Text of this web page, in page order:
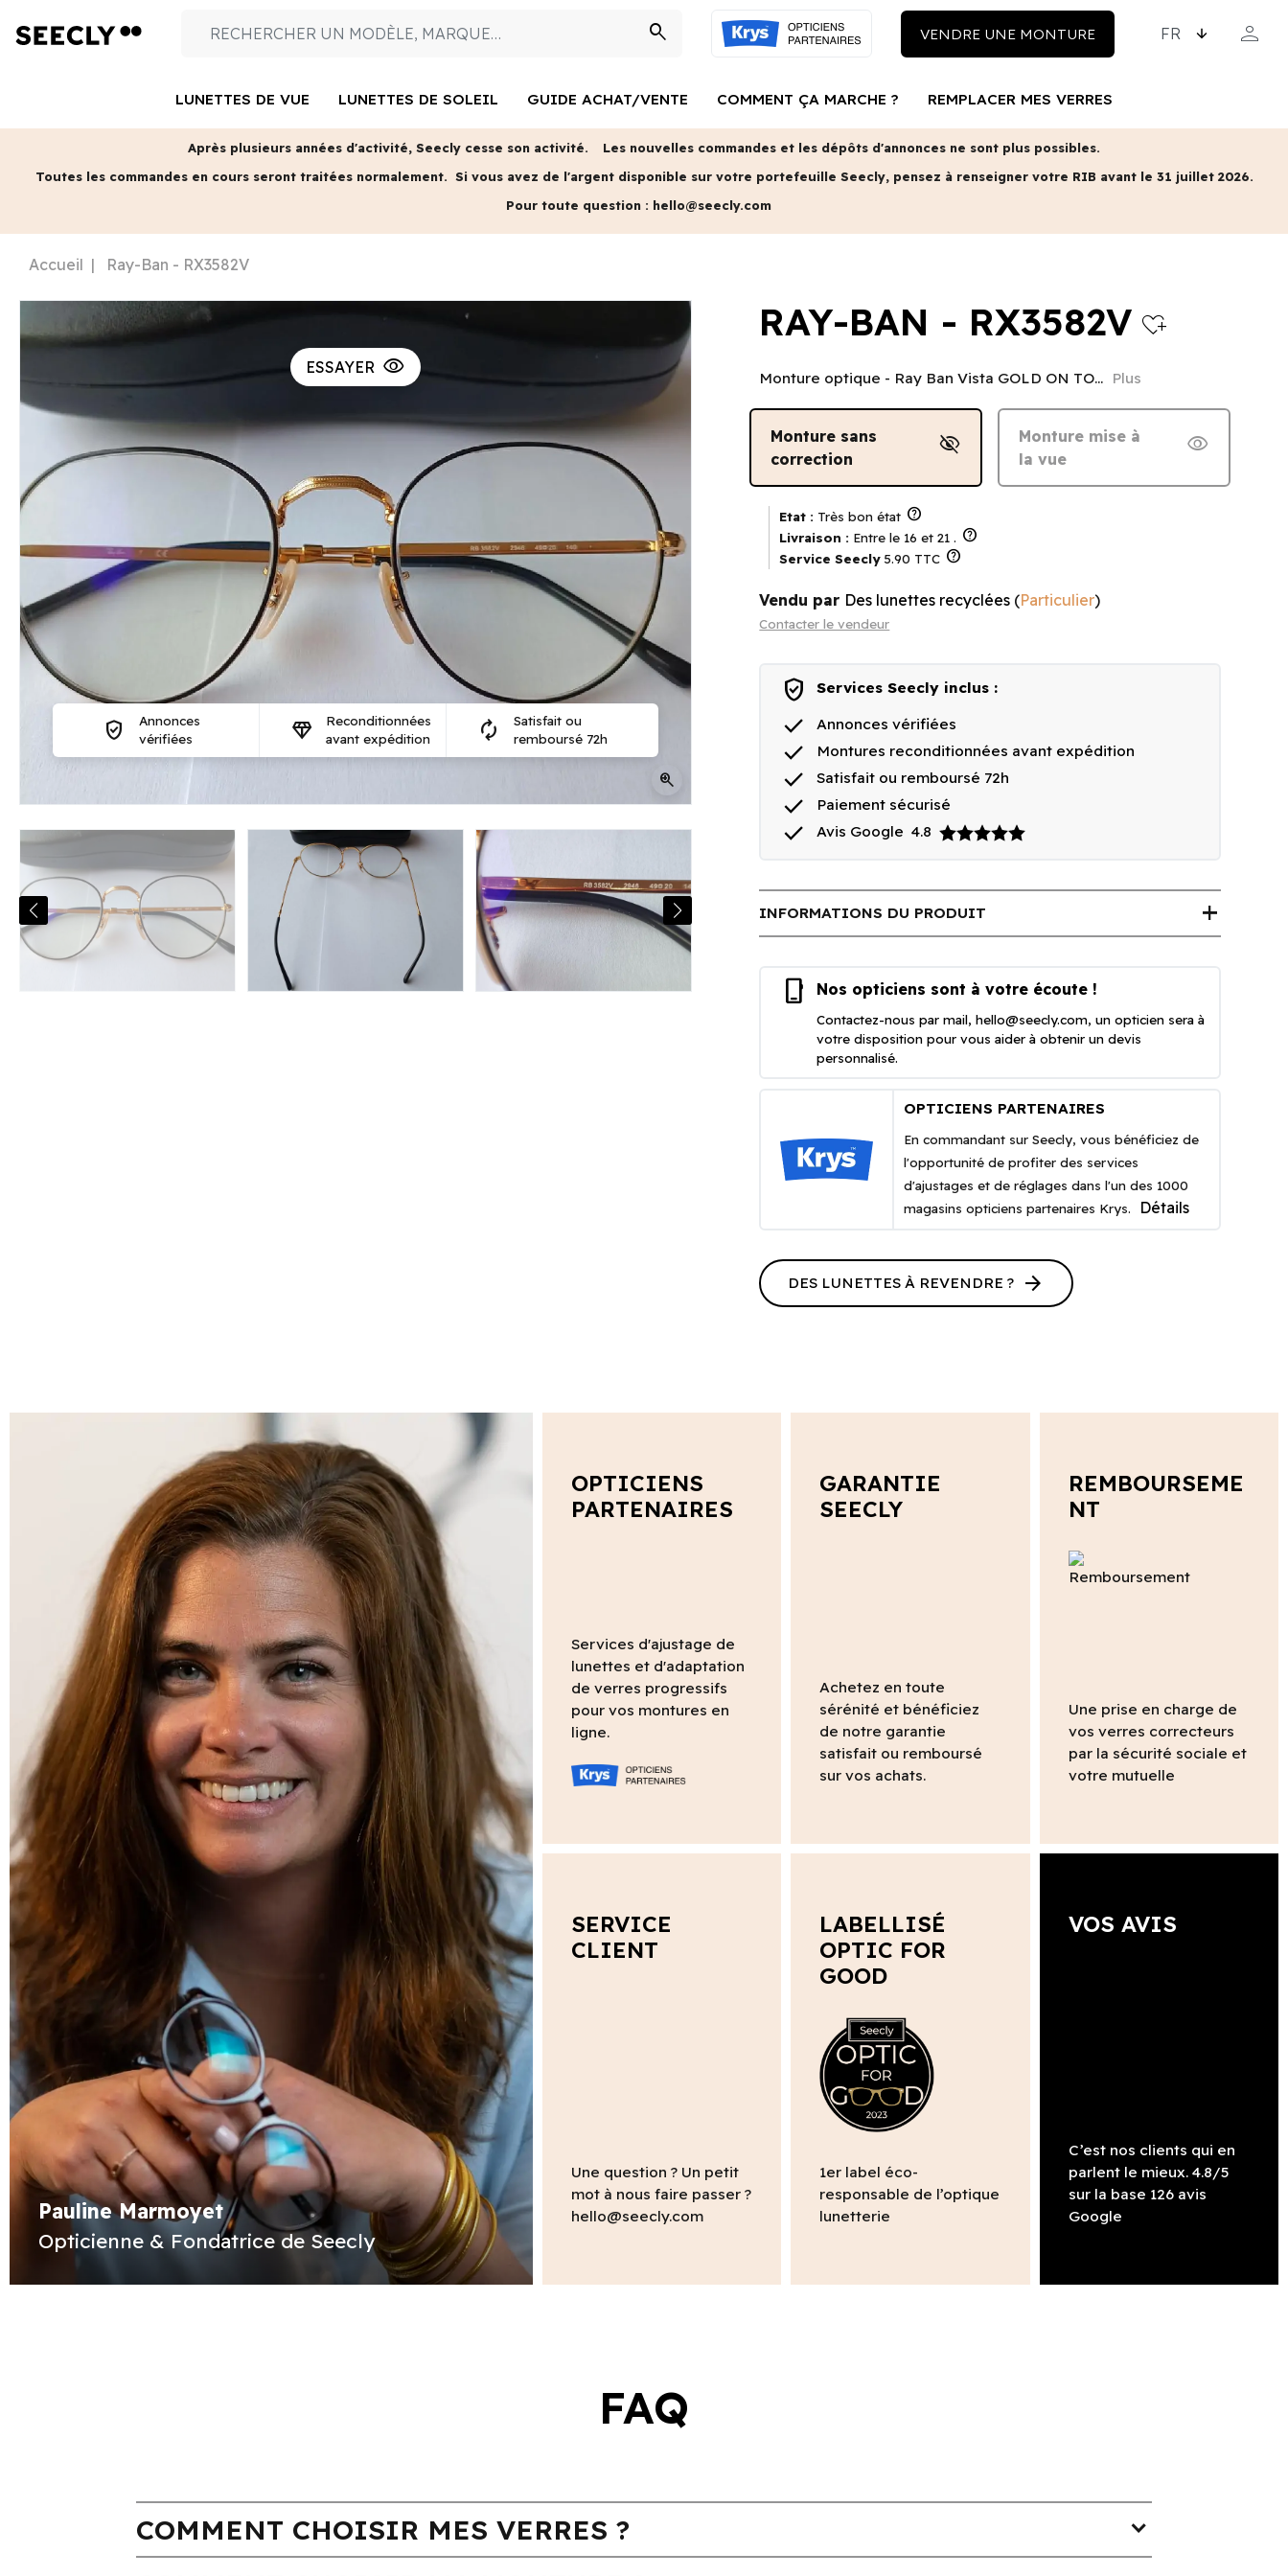
search VENDRE UNE MONTURE person
LUNETTES DE VUE LUNETTES DE SOLEIL GUIDE ACHAT/VENTE COMMENT ÇA MARCHE ? REMPLACER MES VERRES
Après plusieurs années d'activité, Seecly cesse son activité.
Les nouvelles commandes et les dépôts d'annonces ne sont plus possibles.
Toutes les commandes en cours seront traitées normalement. Si vous avez de l'argent disponible sur votre portefeuille Seecly, pensez à renseigner votre RIB avant le 31 juillet 2026.
Pour toute question : hello@seecly.com
Accueil Ray-Ban - RX3582V
zoom_in
verified_user
Annonces
vérifiées
diamond
Reconditionnées
avant expédition
autorenew
Satisfait ou
remboursé 72h
ESSAYER visibility
RAY-BAN - RX3582V heart_plus
Monture optique - Ray Ban Vista GOLD ON TO... Plus
Monture sans
correction
visibility_off
Monture mise à
la vue
visibility
Etat : Très bon état help
Livraison : Entre le 16 et 21 . help
Service Seecly 5.90 TTC help
Vendu par Des lunettes recyclées (Particulier)
Contacter le vendeur
verified_user Services Seecly inclus :
done Annonces vérifiées
done Montures reconditionnées avant expédition
done Satisfait ou remboursé 72h
done Paiement sécurisé
done Avis Google4.8
INFORMATIONS DU PRODUIT add
phone_iphone Nos opticiens sont à votre écoute !
Contactez-nous par mail,hello@seecly.com, un opticien sera à
votre disposition pour vous aider à obtenir un devis
personnalisé.
OPTICIENS PARTENAIRES
En commandant sur Seecly, vous bénéficiez de
l'opportunité de profiter des services
d'ajustages et de réglages dans l'un des 1000
magasins opticiens partenaires Krys.
Détails
DES LUNETTES À REVENDRE ? arrow_forward
Pauline Marmoyet
Opticienne & Fondatrice de Seecly
OPTICIENS
PARTENAIRES
Services d'ajustage de
lunettes et d'adaptation
de verres progressifs
pour vos montures en
ligne.
GARANTIE
SEECLY
Achetez en toute
sérénité et bénéficiez
de notre garantie
satisfait ou remboursé
sur vos achats.
REMBOURSEME
NT
Une prise en charge de
vos verres correcteurs
par la sécurité sociale et
votre mutuelle
SERVICE
CLIENT
Une question ? Un petit
mot à nous faire passer ?
hello@seecly.com
LABELLISÉ
OPTIC FOR
GOOD
1er label éco-
responsable de l’optique
lunetterie
VOS AVIS
C’est nos clients qui en
parlent le mieux. 4.8/5
sur la base 126 avis
Google
FAQ
COMMENT CHOISIR MES VERRES ? expand_more